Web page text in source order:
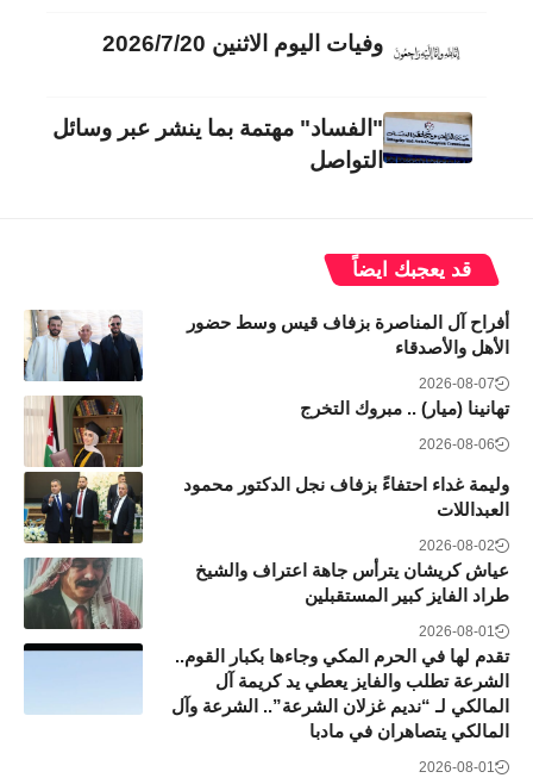
وفيات اليوم الاثنين 2026/7/20
"الفساد" مهتمة بما ينشر عبر وسائل
التواصل
قد يعجبك ايضاً
أفراح آل المناصرة بزفاف قيس وسط حضور
الأهل والأصدقاء
2026-08-07
تهانينا (ميار) .. مبروك التخرج
2026-08-06
وليمة غداء احتفاءً بزفاف نجل الدكتور محمود
العبداللات
2026-08-02
عياش كريشان يترأس جاهة اعتراف والشيخ
طراد الفايز كبير المستقبلين
2026-08-01
تقدم لها في الحرم المكي وجاءها بكبار القوم..
الشرعة تطلب والفايز يعطي يد كريمة آل
المالكي لـ “نديم غزلان الشرعة”.. الشرعة وآل
المالكي يتصاهران في مادبا
2026-08-01